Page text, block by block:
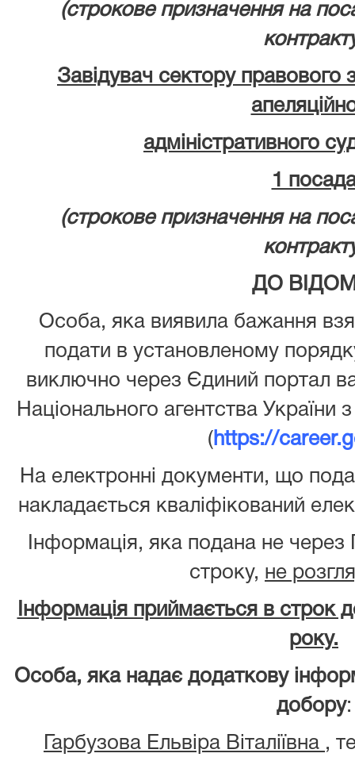
(строкове призначення на
Завідувач сектору
адміністративного
1
(строкове призначення на
ДО
Особа, яка виявила бажання
подати в установленому
виключно через Єдиний портал
Національного агентства
( https://
На електронні документи, що
накладається кваліфікований
Інформація, яка подана не
строку, не
Інформація приймається в строк
року.
Особа, яка надає додаткову
добору:
Гарбузова Ельвіра Віталіївна ,